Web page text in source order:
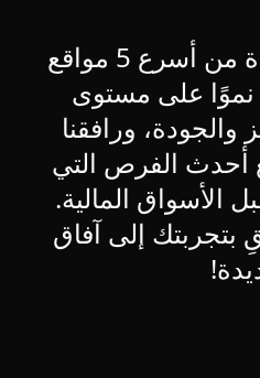
كن جزءًا من واحدة من أسرع 5 مواقع
نموًا على مستوى
والجودة، ورافقنا
أحدث الفرص التي
الأسواق المالية.
بتجربتك إلى آفاق